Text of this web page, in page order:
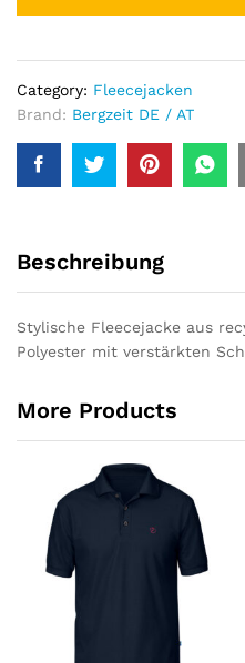
Category: Fleecejacken
Brand: Bergzeit DE / AT
Beschreibung
Stylische Fleecejacke aus
Polyester mit verstärkten
More Products